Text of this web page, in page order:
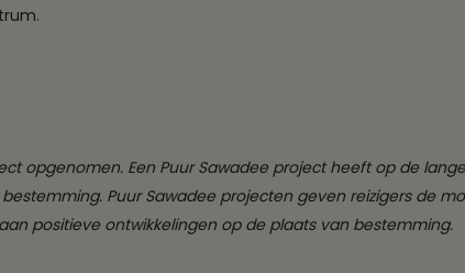
opgenomen. Een Puur Sawadee project heeft op de
Puur Sawadee projecten geven reizigers de
positieve ontwikkelingen op de plaats van bestemming.